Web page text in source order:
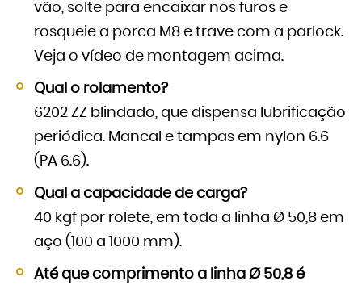
vão, solte para encaixar nos furos e
rosqueie a porca M8 e trave com a parlock.
Veja o vídeo de montagem acima.
Qual o rolamento?
6202 ZZ blindado, que dispensa lubrificação
periódica. Mancal e tampas em nylon 6.6
(PA 6.6).
Qual a capacidade de carga?
40 kgf por rolete, em toda a linha Ø 50,8 em
aço (100 a 1000 mm).
Até que comprimento a linha Ø 50,8 é